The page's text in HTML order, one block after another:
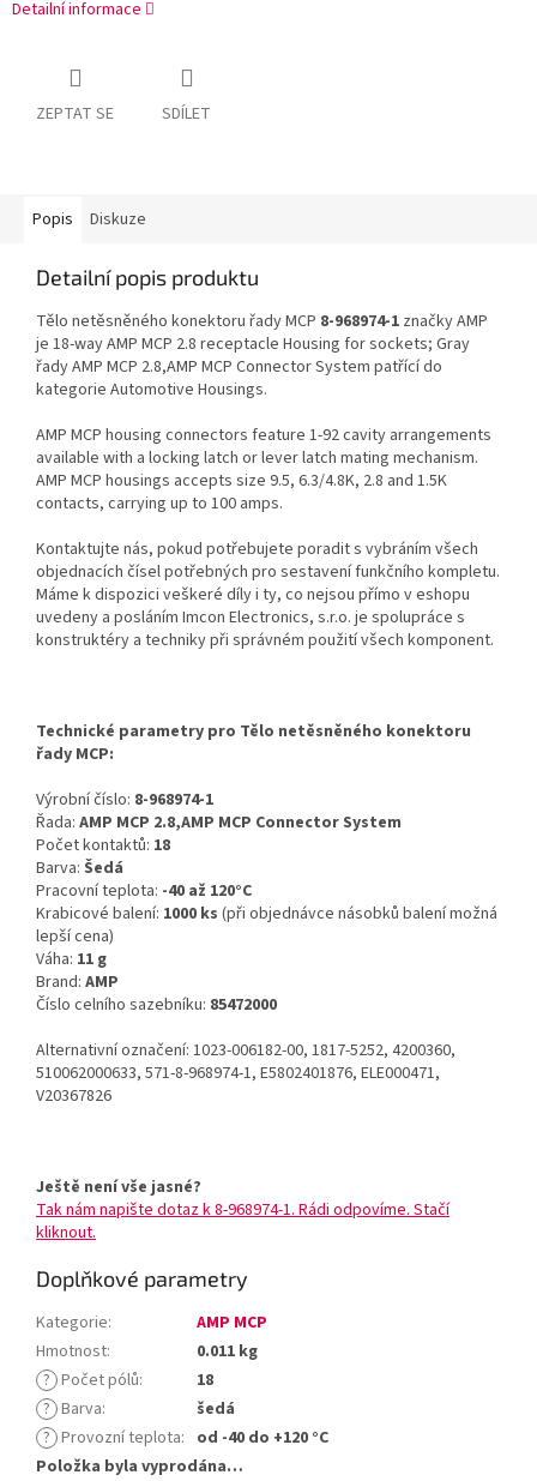
Detailní informace
ZEPTAT SE SDÍLET
Popis Diskuze
Detailní popis produktu
Tělo netěsněného konektoru řady MCP 8-968974-1 značky AMP
je 18-way AMP MCP 2.8 receptacle Housing for sockets; Gray
řady AMP MCP 2.8,AMP MCP Connector System patřící do
kategorie Automotive Housings.
AMP MCP housing connectors feature 1-92 cavity arrangements
available with a locking latch or lever latch mating mechanism.
AMP MCP housings accepts size 9.5, 6.3/4.8K, 2.8 and 1.5K
contacts, carrying up to 100 amps.
Kontaktujte nás, pokud potřebujete poradit s vybráním všech
objednacích čísel potřebných pro sestavení funkčního kompletu.
Máme k dispozici veškeré díly i ty, co nejsou přímo v eshopu
uvedeny a posláním Imcon Electronics, s.r.o. je spolupráce s
konstruktéry a techniky při správném použití všech komponent.
Technické parametry pro Tělo netěsněného konektoru
řady MCP:
Výrobní číslo: 8-968974-1
Řada: AMP MCP 2.8,AMP MCP Connector System
Počet kontaktů: 18
Barva: Šedá
Pracovní teplota: -40 až 120°C
Krabicové balení: 1000 ks (při objednávce násobků balení možná
lepší cena)
Váha: 11 g
Brand: AMP
Číslo celního sazebníku: 85472000
Alternativní označení: 1023-006182-00, 1817-5252, 4200360,
510062000633, 571-8-968974-1, E5802401876, ELE000471,
V20367826
Ještě není vše jasné?
Tak nám napište dotaz k 8-968974-1. Rádi odpovíme. Stačí
kliknout.
Doplňkové parametry
Kategorie:
AMP MCP
Hmotnost:
0.011 kg
? Počet pólů:
18
? Barva:
šedá
? Provozní teplota: od -40 do +120 °C
Položka byla vyprodána…